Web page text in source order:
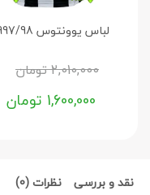
لباس یوونتوس 1997/98
2,010,000تومان
1,600,000 تومان
نقد و بررسی نظرات (0)